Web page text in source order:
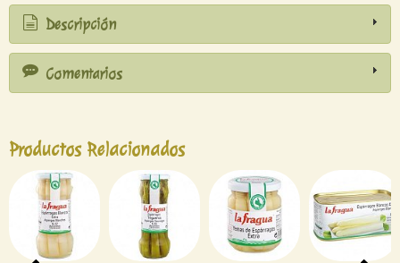
Descripción
Comentarios
Productos Relacionados